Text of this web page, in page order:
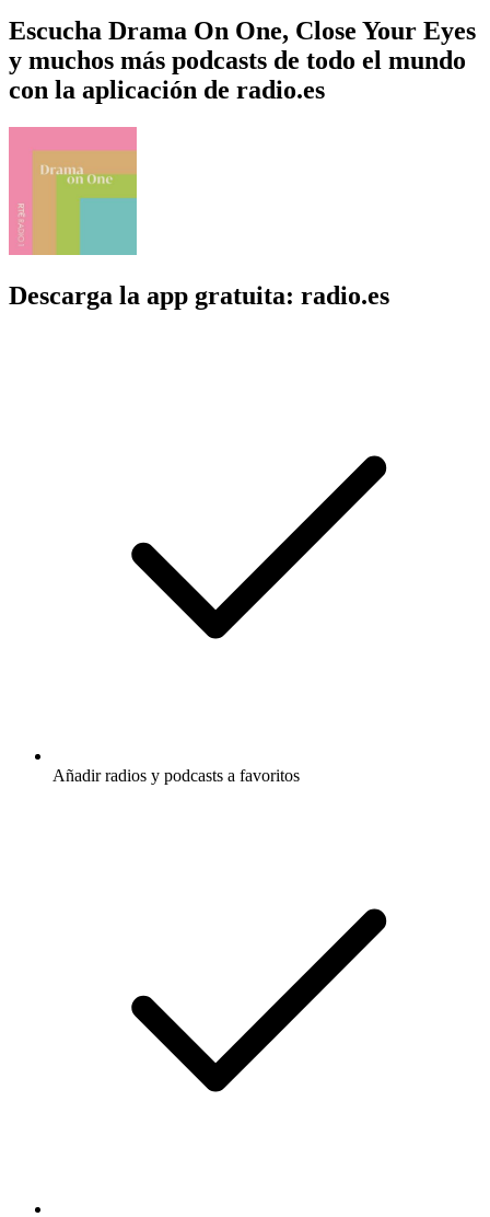
Escucha Drama On One, Close Your Eyes
y muchos más podcasts de todo el mundo
con la aplicación de radio.es
Descarga la app gratuita: radio.es
Añadir radios y podcasts a favoritos